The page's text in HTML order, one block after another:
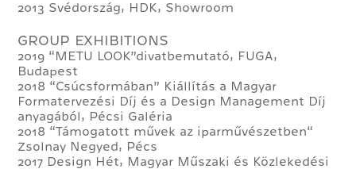
2013 Svédország, HDK, Showroom
GROUP EXHIBITIONS
2019 “METU LOOK”divatbemutató, FUGA,
Budapest
2018 “Csúcsformában” Kiállítás a Magyar
Formatervezési Díj és a Design Management Díj
anyagából, Pécsi Galéria
2018 “Támogatott művek az iparművészetben“
Zsolnay Negyed, Pécs
2017 Design Hét, Magyar Műszaki és Közlekedési